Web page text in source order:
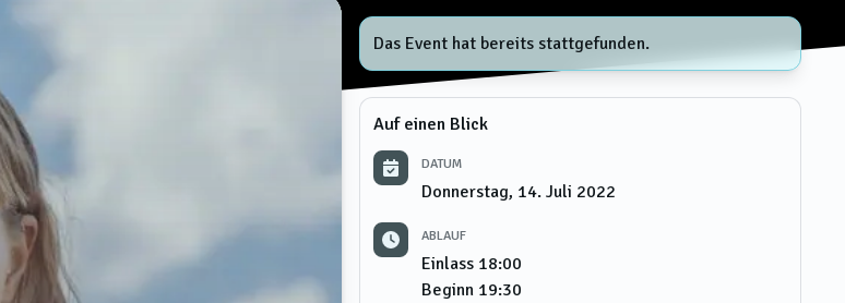
Das Event hat bereits stattgefunden.
Auf einen Blick
DATUM
Donnerstag, 14. Juli 2022
ABLAUF
Einlass 18:00
Beginn 19:30